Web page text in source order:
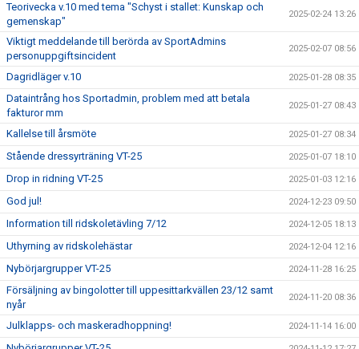
Teorivecka v.10 med tema "Schyst i stallet: Kunskap och
gemenskap"
2025-02-24 13:26
Viktigt meddelande till berörda av SportAdmins
personuppgiftsincident
2025-02-07 08:56
Dagridläger v.10 2025-01-28 08:35
Dataintrång hos Sportadmin, problem med att betala
fakturor mm
2025-01-27 08:43
Kallelse till årsmöte 2025-01-27 08:34
Stående dressyrträning VT-25 2025-01-07 18:10
Drop in ridning VT-25 2025-01-03 12:16
God jul! 2024-12-23 09:50
Information till ridskoletävling 7/12 2024-12-05 18:13
Uthyrning av ridskolehästar 2024-12-04 12:16
Nybörjargrupper VT-25 2024-11-28 16:25
Försäljning av bingolotter till uppesittarkvällen 23/12 samt
nyår
2024-11-20 08:36
Julklapps- och maskeradhoppning! 2024-11-14 16:00